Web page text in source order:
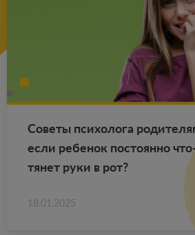
Со­ве­ты пси­хо­ло­га
если ре­бе­нок по­сто­ян­но
тянет руки в рот?
18.01.2025